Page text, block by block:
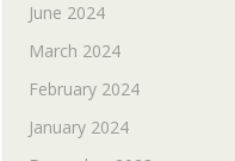
June 2024
March 2024
February 2024
January 2024